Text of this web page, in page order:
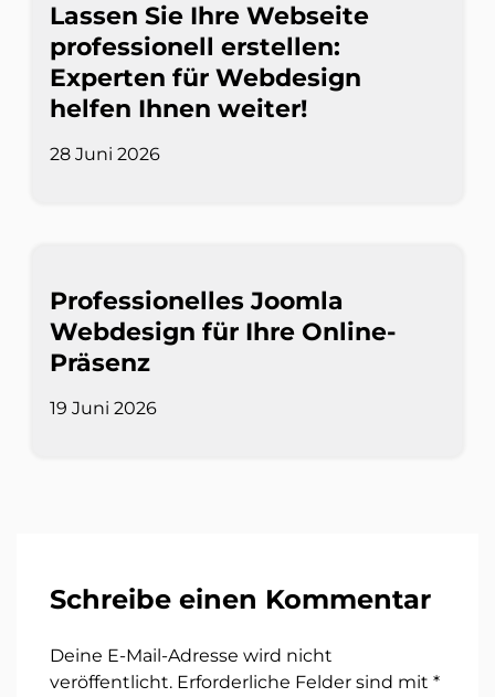
Lassen Sie Ihre Webseite
professionell erstellen:
Experten für Webdesign
helfen Ihnen weiter!
28 Juni 2026
Professionelles Joomla
Webdesign für Ihre Online-
Präsenz
19 Juni 2026
Schreibe einen Kommentar
Deine E-Mail-Adresse wird nicht
veröffentlicht. Erforderliche Felder sind mit *